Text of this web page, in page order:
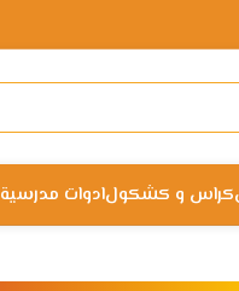
كراس و كشكولادوات مدرسية